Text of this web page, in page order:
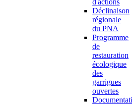
d'actions
Déclinaison
régionale
du PNA
Programme
de
restauration
écologique
des
garrigues
ouvertes